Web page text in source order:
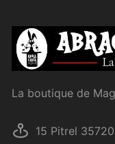
La boutique de
15 Pitrel